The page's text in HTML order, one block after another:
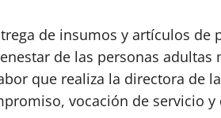
de insumos y artículos de
de las personas adultas
que realiza la directora de
vocación de servicio